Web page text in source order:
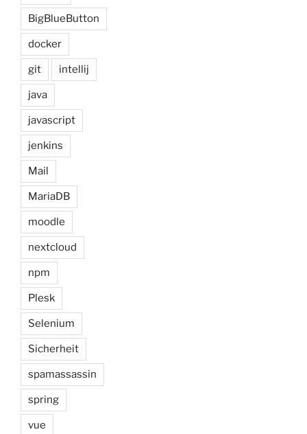
BigBlueButton
docker
git intellij
java
javascript
jenkins
Mail
MariaDB
moodle
nextcloud
npm
Plesk
Selenium
Sicherheit
spamassassin
spring
vue